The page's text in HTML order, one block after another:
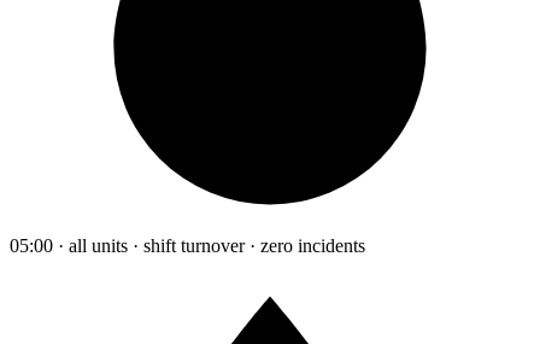
05:00 · all units · shift turnover · zero incidents